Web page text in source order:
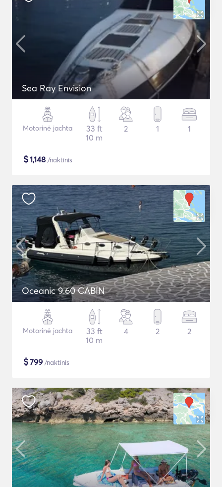
Sea Ray Envision
Motorinė jachta
33 ft
10 m
2 1 1
$1,148 /naktinis
Oceanic 9.60 CABIN
Motorinė jachta
33 ft
10 m
4 2 2
$799 /naktinis